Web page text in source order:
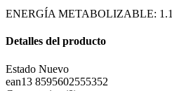
ENERGÍA METABOLIZABLE:
Detalles del producto
Estado Nuevo
ean13 8595602555352